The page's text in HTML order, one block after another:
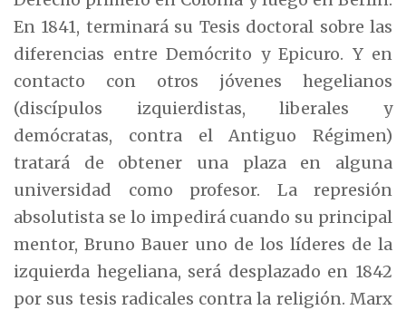
En 1841, terminará su Tesis doctoral sobre las
diferencias entre Demócrito y Epicuro. Y en
contacto con otros jóvenes hegelianos
(discípulos izquierdistas, liberales y
demócratas, contra el Antiguo Régimen)
tratará de obtener una plaza en alguna
universidad como profesor. La represión
absolutista se lo impedirá cuando su principal
mentor, Bruno Bauer uno de los líderes de la
izquierda hegeliana, será desplazado en 1842
por sus tesis radicales contra la religión. Marx